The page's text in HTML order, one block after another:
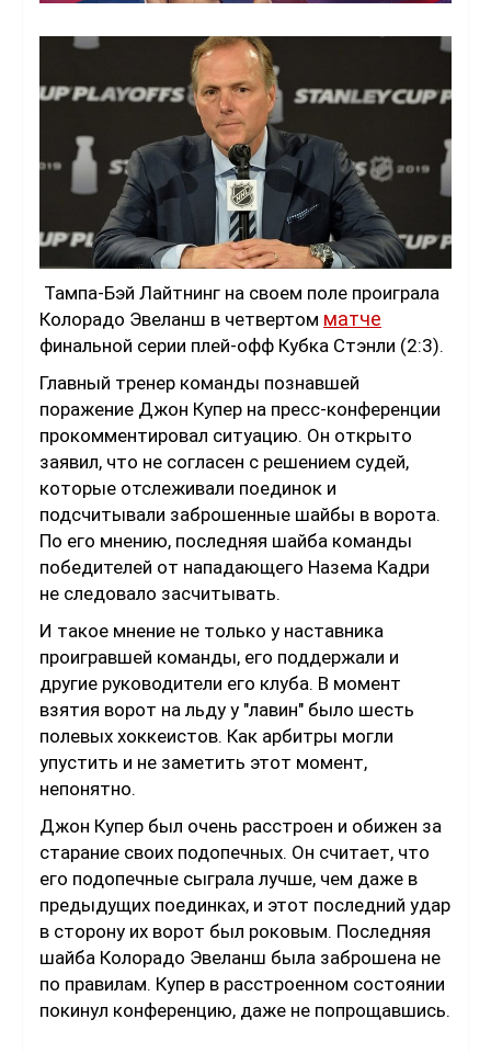
Тампа-Бэй Лайтнинг на своем поле проиграла
Колорадо Эвеланш в четвертом матче
финальной серии плей-офф Кубка Стэнли (2:3).
Главный тренер команды познавшей
поражение Джон Купер на пресс-конференции
прокомментировал ситуацию. Он открыто
заявил, что не согласен с решением судей,
которые отслеживали поединок и
подсчитывали заброшенные шайбы в ворота.
По его мнению, последняя шайба команды
победителей от нападающего Назема Кадри
не следовало засчитывать.
И такое мнение не только у наставника
проигравшей команды, его поддержали и
другие руководители его клуба. В момент
взятия ворот на льду у "лавин" было шесть
полевых хоккеистов. Как арбитры могли
упустить и не заметить этот момент,
непонятно.
Джон Купер был очень расстроен и обижен за
старание своих подопечных. Он считает, что
его подопечные сыграла лучше, чем даже в
предыдущих поединках, и этот последний удар
в сторону их ворот был роковым. Последняя
шайба Колорадо Эвеланш была заброшена не
по правилам. Купер в расстроенном состоянии
покинул конференцию, даже не попрощавшись.